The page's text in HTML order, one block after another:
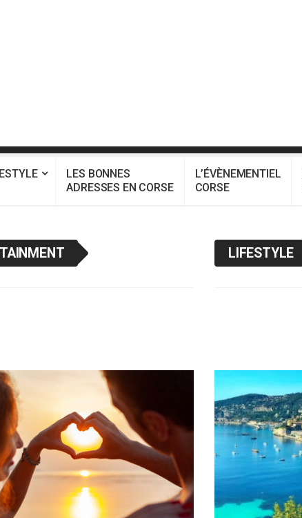
LES BONNES
ADRESSES EN CORSE
L’ÉVÈNEMENTIEL
CORSE
LIFESTYLE